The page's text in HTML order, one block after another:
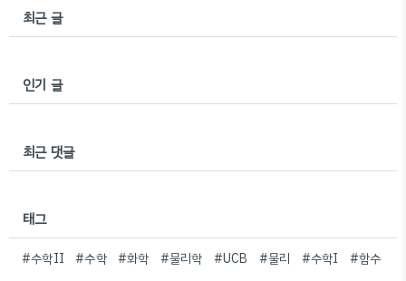
최근 글
인기 글
최근 댓글
태그
#수학II #수학 #화학 #물리학 #UCB #물리 #수학I
#함수